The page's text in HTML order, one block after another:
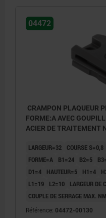
04472
CRAMPON PLAQUEUR
FORME:A AVEC
ACIER DE TRAITEMENT
LARGEUR=32 COURSE S=0,8
FORME=A
B1=24 B2=5
D1=4
HAUTEUR=5 H1=4
L1=19
L2=10
LARGEUR DE
COUPLE DE SERRAGE MAX.
Référence: 04472-00130